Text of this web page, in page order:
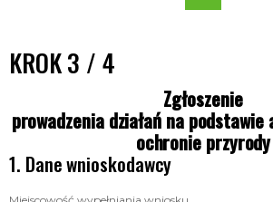
Włącz
KROK 3 / 4
Zgłoszenie
prowadzenia działań na
ochronie przyrody
Dane wnioskodawcy